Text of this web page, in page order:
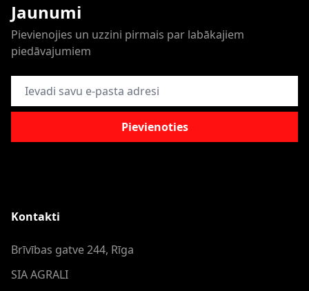
Jaunumi
Pievienojies un uzzini pirmais par labākajiem
piedāvajumiem
E-pasta adrese
Pievienoties
Kontakti
Brīvības gatve 244, Rīga
SIA AGRALI